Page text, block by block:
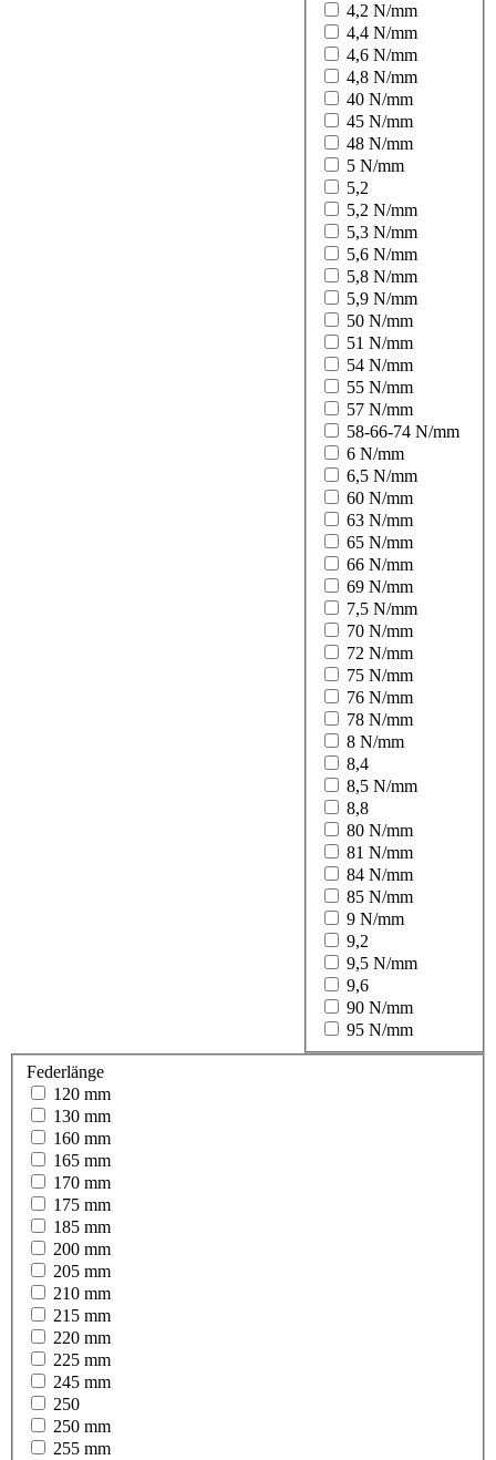
4,2 N/mm
4,4 N/mm
4,6 N/mm
4,8 N/mm
40 N/mm
45 N/mm
48 N/mm
5 N/mm
5,2
5,2 N/mm
5,3 N/mm
5,6 N/mm
5,8 N/mm
5,9 N/mm
50 N/mm
51 N/mm
54 N/mm
55 N/mm
57 N/mm
58-66-74 N/mm
6 N/mm
6,5 N/mm
60 N/mm
63 N/mm
65 N/mm
66 N/mm
69 N/mm
7,5 N/mm
70 N/mm
72 N/mm
75 N/mm
76 N/mm
78 N/mm
8 N/mm
8,4
8,5 N/mm
8,8
80 N/mm
81 N/mm
84 N/mm
85 N/mm
9 N/mm
9,2
9,5 N/mm
9,6
90 N/mm
95 N/mm
Federlänge
120 mm
130 mm
160 mm
165 mm
170 mm
175 mm
185 mm
200 mm
205 mm
210 mm
215 mm
220 mm
225 mm
245 mm
250
250 mm
255 mm